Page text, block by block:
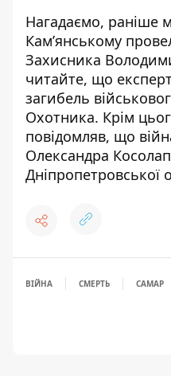
Нагадаємо, раніше
Кам’янському
Захисника
читайте, що
загибель
Охотника. Крім
повідомляв, що
Олександра
Дніпропетровської
ВІЙНА СМЕРТЬ САМАР